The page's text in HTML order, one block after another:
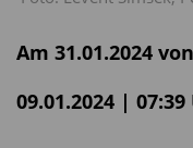
Am 31.01.2024
09.01.2024 |